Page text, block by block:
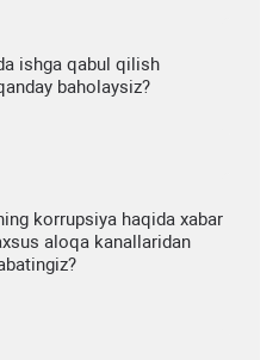
ishga qabul qilish
baholaysiz?
korrupsiya haqida xabar
aloqa kanallaridan